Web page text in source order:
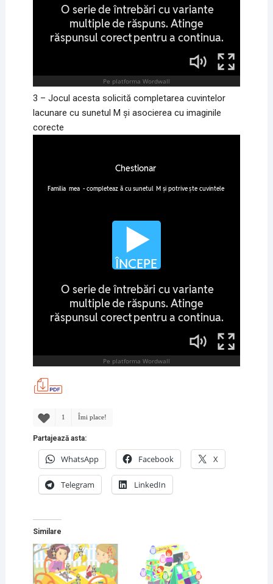
3 – Jocul acesta solicită completarea cuvintelor
lacunare cu sunetul M și asocierea cu imaginile
corecte
1 Îmi place!
Partajează asta:
WhatsApp Facebook X
Telegram LinkedIn
Similare